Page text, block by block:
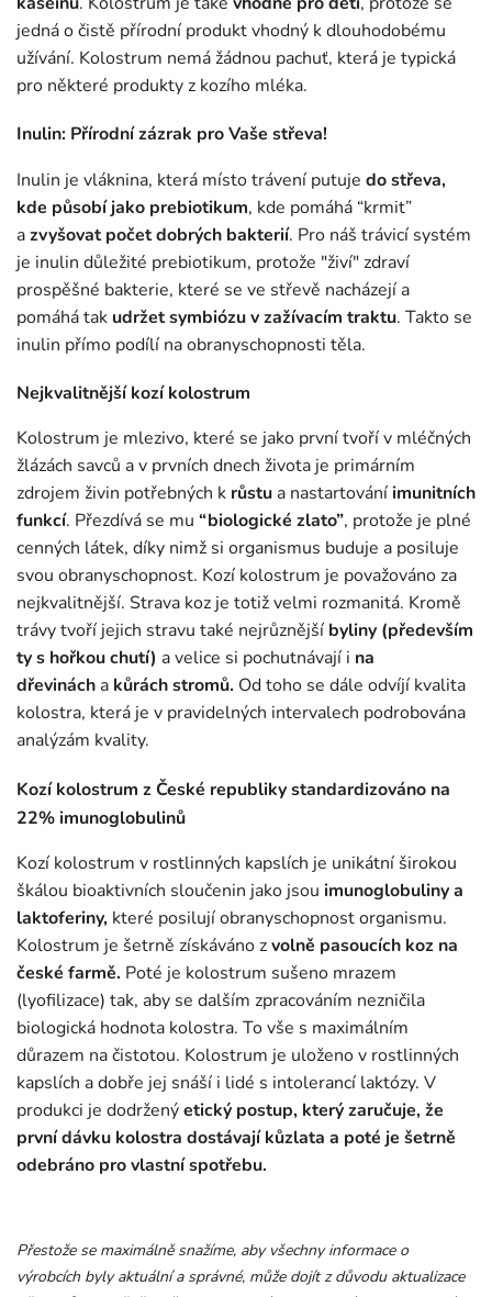
jedná o čistě přírodní produkt vhodný k dlouhodobému
užívání. Kolostrum nemá žádnou pachuť, která je typická
pro některé produkty z kozího mléka.
Inulin: Přírodní zázrak pro Vaše střeva!
Inulin je vláknina, která místo trávení putuje do střeva,
kde působí jako prebiotikum, kde pomáhá “krmit”
azvyšovat počet dobrých bakterií. Pro náš trávicí systém
je inulin důležité prebiotikum, protože "živí" zdraví
prospěšné bakterie, které se ve střevě nacházejí a
pomáhá tak udržet symbiózu v zažívacím traktu. Takto se
inulin přímo podílí na obranyschopnosti těla.
Nejkvalitnější kozí kolostrum
Kolostrum je mlezivo, které se jako první tvoří v mléčných
žlázách savců a v prvních dnech života je primárním
zdrojem živin potřebných k růstu a nastartováníimunitních
funkcí. Přezdívá se mu “biologické zlato”, protože je plné
cenných látek, díky nimž si organismus buduje a posiluje
svou obranyschopnost. Kozí kolostrum je považováno za
nejkvalitnější. Strava koz je totiž velmi rozmanitá. Kromě
trávy tvoří jejich stravu také nejrůznější byliny (především
ty s hořkou chutí) a velice si pochutnávají i na
dřevinách a kůrách stromů. Od toho se dále odvíjí kvalita
kolostra, která je v pravidelných intervalech podrobována
analýzám kvality.
Kozí kolostrum z České republiky standardizováno na
22% imunoglobulinů
Kozí kolostrum v rostlinných kapslích je unikátní širokou
škálou bioaktivních sloučenin jako jsou imunoglobuliny a
laktoferiny, které posilují obranyschopnost organismu.
Kolostrum je šetrně získáváno zvolně pasoucích koz na
české farmě. Poté je kolostrum sušeno mrazem
(lyofilizace) tak, aby se dalším zpracováním nezničila
biologická hodnota kolostra. To vše s maximálním
důrazem na čistotou. Kolostrum je uloženo v rostlinných
kapslích a dobře jej snáší i lidé s intolerancí laktózy. V
produkci je dodrženýetický postup, který zaručuje, že
první dávku kolostra dostávají kůzlata a poté je šetrně
odebráno pro vlastní spotřebu.
Přestože se maximálně snažíme, aby všechny informace o
výrobcích byly aktuální a správné, může dojít z důvodu aktualizace